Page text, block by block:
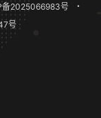
备2025066983号
・
号